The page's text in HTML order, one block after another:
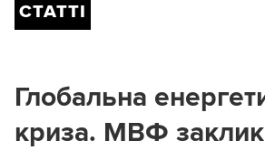
СТАТТІ
Глобальна
криза. МВФ